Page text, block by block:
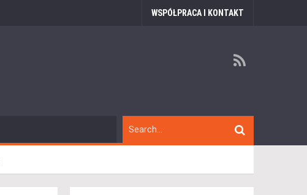
WSPÓŁPRACA I KONTAKT